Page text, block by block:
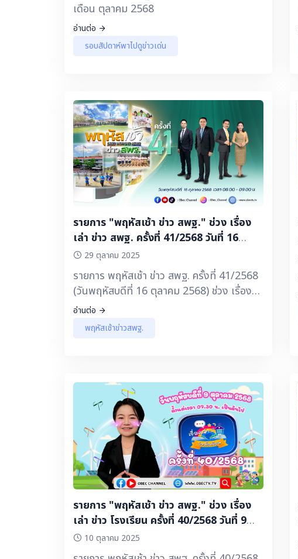
เดือน ตุลาคม 2568
อ่านต่อ
รอบสัปดาห์พาไปดูข่าวเด่น
รายการ "พฤหัสเช้า ข่าว สพฐ." ช่วง เรื่อง
เล่า ข่าว สพฐ. ครั้งที่ 41/2568 วันที่ 16
ตุลาคม 2568
29 ตุลาคม 2025
รายการ พฤหัสเช้า ข่าว สพฐ. ครั้งที่ 41/2568
(วันพฤหัสบดีที่ 16 ตุลาคม 2568) ช่วง เรื่อง
เล่า ข่าว สพฐ. 🔽 ▶️ โครงการพระราชดำริ :
เยาวชนต้นกล้า : หัวใจเศรษฐี 4 ประการ
โรงเรียนบ้านกันโทรกประชาสรรค์
ช่วยสู่การเป็นครูมืออาชีพ ปีงบประมาณ พ.ศ.
2568 สพป.ชัยนาท ▶️ เปิดโลก เปิดใจกับการ
ศึกษาไทยหัวใจนำทาง - ตอน : เด็กพิการ
พัฒนาได้ ด้วยการศึกษา ศูนย์การศึกษาพิเศษ
เขตการศึกษา 11 จังหวัดนครราชสีมา สำนัก
บริหารงานการศึกษาพิเศษ ▶️ ประชาสัมพันธ์
จากเขตพื้นที่การศึกษา - งานศิลปหัตถกรรม
นักเรียน ครั้งที่ 73 และกิจกรรม “ถนนคนดี
ฝีมือเกินร้อย” สพป.ร้อยเอ็ด เขต 3 -
สพป.สระบุรี เขต 2 จัดกิจกรรม "มหกรรม
วิชาการ Saraburi 2 : สานพลังการเรียนรู้ สู่
ความเป็นเลิศ" สะท้อนการนำนโยบายสู่การ
อ่านต่อ
พฤหัสเช้าข่าวสพฐ.
รายการ "พฤหัสเช้า ข่าว สพฐ." ช่วง เรื่อง
เล่า ข่าว โรงเรียน ครั้งที่ 40/2568 วันที่ 9
ตุลาคม 2568
10 ตุลาคม 2025